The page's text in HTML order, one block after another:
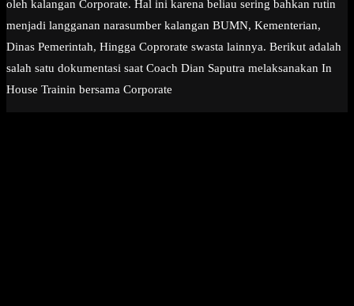
oleh kalangan Corporate. Hal ini karena beliau sering bahkan rutin
menjadi langganan narasumber kalangan BUMN, Kementerian,
Dinas Pemerintah, Hingga Coprorate swasta lainnya. Berikut adalah
salah satu dokumentasi saat Coach Dian Saputra melaksanakan In
House Trainin bersama Corporate